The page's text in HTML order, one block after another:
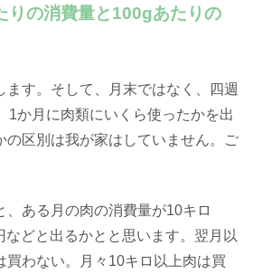
りの消費量と100gあたりの
ます。そして、月末ではなく、四週
1か月に肉類にいくら使ったかを出
の区別は我が家はしていません。ご
、ある月の肉の消費量が10キロ
などと出るかとと思います。翌月以
買わない。月々10キロ以上肉は買